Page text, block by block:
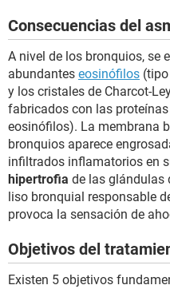
Consecuencias del
A nivel de los bronquios, se
abundantes eosinófilos
y los cristales de Charcot-
fabricados con las
eosinófilos). La membrana
bronquios aparece
infiltrados inflamatorios en
hipertrofia de las glándulas
liso bronquial responsable
provoca la sensación de
Objetivos del
Existen 5 objetivos